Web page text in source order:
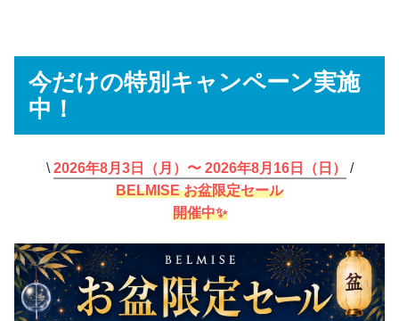
今だけの特別キャンペーン実施
中！
\ 2026年8月3日（月）〜 2026年8月16日（日）
/
BELMISE お盆限定セール
開催中✨